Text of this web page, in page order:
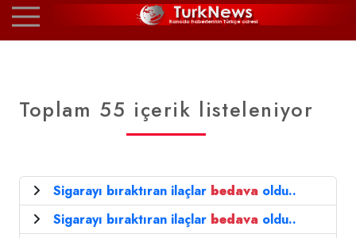
Toplam 55 içerik listeleniyor
Sigarayı bıraktıran ilaçlar bedava oldu..
Sigarayı bıraktıran ilaçlar bedava oldu..